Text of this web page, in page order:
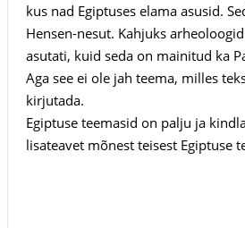
kus nad Egiptuses elama asusid.
Hensen-nesut. Kahjuks
asutati, kuid seda on mainitud ka
Aga see ei ole jah teema, milles
kirjutada.
Egiptuse teemasid on palju ja
lisateavet mõnest teisest Egiptuse